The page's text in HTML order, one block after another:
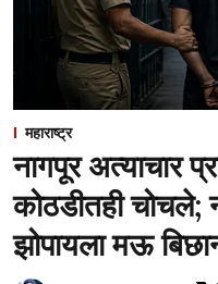
महाराष्ट्र
नागपूर अत्याचार
कोठडीतही चोचले;
झोपायला मऊ